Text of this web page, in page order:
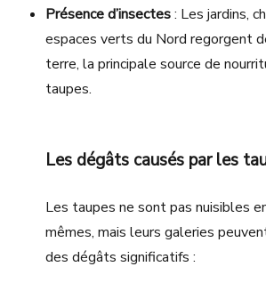
Présence d’insectes: Les jardins,
espaces verts du Nord regorgent
terre, la principale source de
taupes.
Les dégâts causés par les
Les taupes ne sont pas nuisibles
mêmes, mais leurs galeries
des dégâts significatifs :